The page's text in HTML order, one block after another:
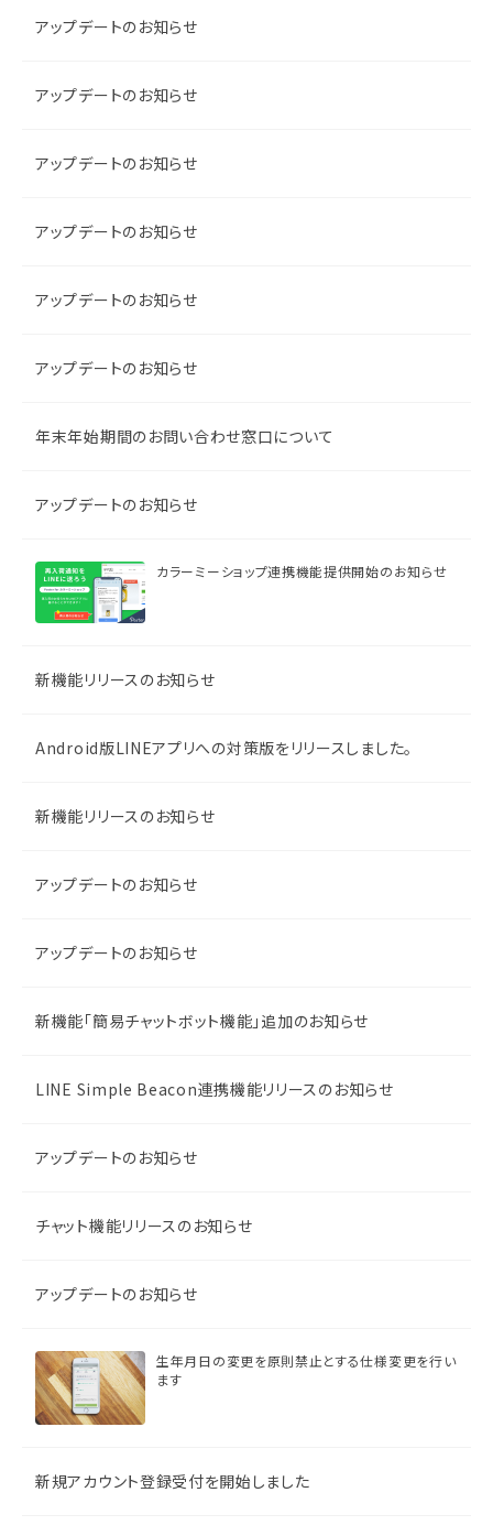
アップデートのお知らせ
アップデートのお知らせ
アップデートのお知らせ
アップデートのお知らせ
アップデートのお知らせ
アップデートのお知らせ
年末年始期間のお問い合わせ窓口について
アップデートのお知らせ
カラーミーショップ連携機能提供開始のお知らせ
新機能リリースのお知らせ
Android版LINEアプリへの対策版をリリースしました。
新機能リリースのお知らせ
アップデートのお知らせ
アップデートのお知らせ
新機能「簡易チャットボット機能」追加のお知らせ
LINE Simple Beacon連携機能リリースのお知らせ
アップデートのお知らせ
チャット機能リリースのお知らせ
アップデートのお知らせ
生年月日の変更を原則禁止とする仕様変更を行い
ます
新規アカウント登録受付を開始しました